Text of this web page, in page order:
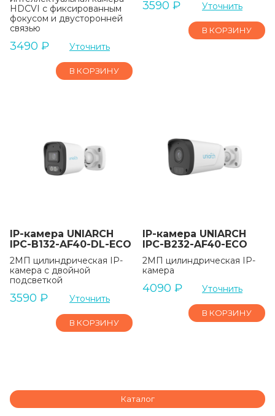
HDCVI с фиксированным
фокусом и двусторонней
связью
3490 ₽ Уточнить
В КОРЗИНУ
3590 ₽ Уточнить
В КОРЗИНУ
IP-камера UNIARCH
IPC-B132-AF40-DL-ECO
2МП цилиндрическая IP-
камера c двойной
подсветкой
3590 ₽ Уточнить
В КОРЗИНУ
IP-камера UNIARCH
IPC-B232-AF40-ECO
2МП цилиндрическая IP-
камера
4090 ₽ Уточнить
В КОРЗИНУ
Каталог